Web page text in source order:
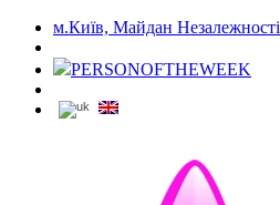
м.Київ, Майдан Незалежності
PERSONOFTHEWEEK